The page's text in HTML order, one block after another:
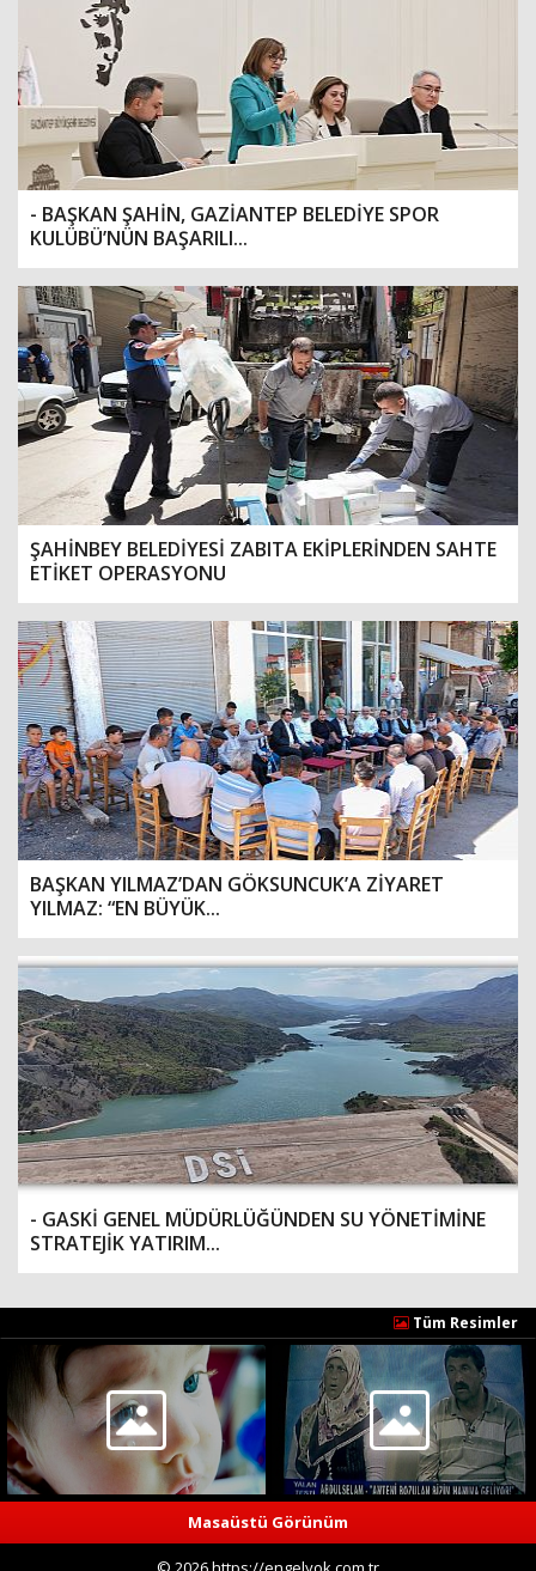
- BAŞKAN ŞAHİN, GAZİANTEP BELEDİYE SPOR
KULÜBÜ’NÜN BAŞARILI...
ŞAHİNBEY BELEDİYESİ ZABITA EKİPLERİNDEN SAHTE
ETİKET OPERASYONU
BAŞKAN YILMAZ’DAN GÖKSUNCUK’A ZİYARET
YILMAZ: “EN BÜYÜK...
- GASKİ GENEL MÜDÜRLÜĞÜNDEN SU YÖNETİMİNE
STRATEJİK YATIRIM...
Tüm Resimler
Masaüstü Görünüm